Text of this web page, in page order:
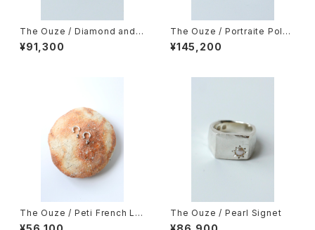
The Ouze / Diamond and S
apphire Scatter Signet
¥91,300
The Ouze / Portraite Polka
Signet
¥145,200
The Ouze / Peti French La
ce Hoops（Pair）
The Ouze / Pearl Signet